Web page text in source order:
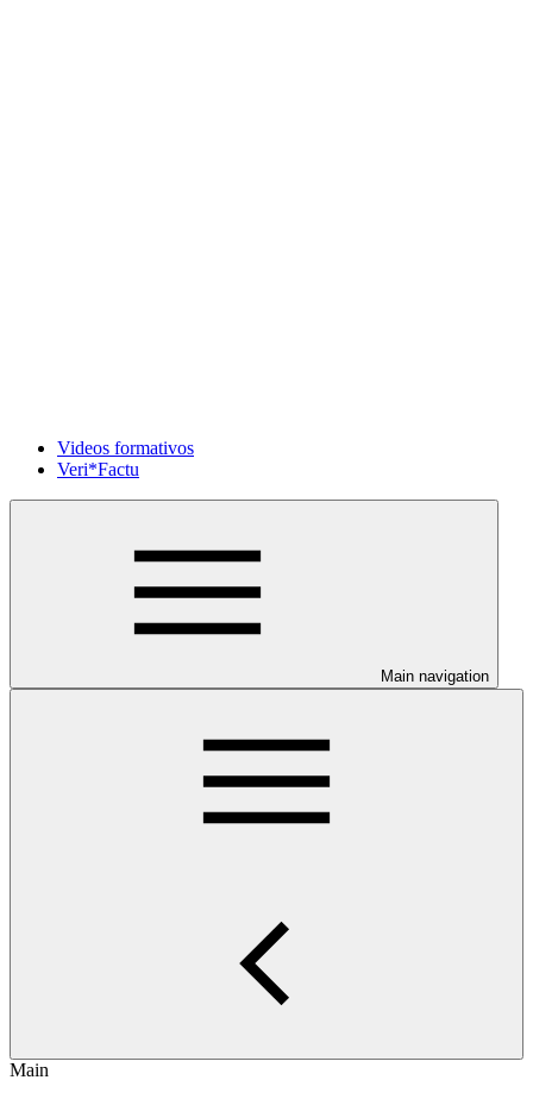
Videos formativos
Veri*Factu
Main navigation
Main